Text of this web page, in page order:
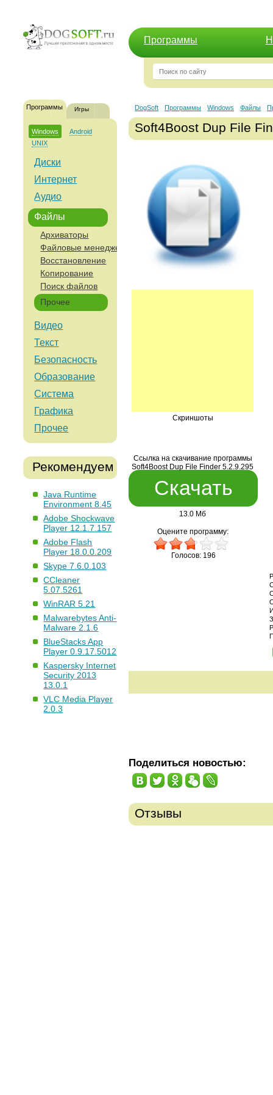
Программы
Программы Игры
Windows
Android
UNIX
Диски
Интернет
Аудио
Файлы
Архиваторы
Файловые менеджеры
Восстановление
Копирование
Поиск файлов
Прочее
Видео
Текст
Безопасность
Образование
Система
Графика
Прочее
Рекомендуем
Java Runtime
Environment 8.45
Adobe Shockwave
Player 12.1.7.157
Adobe Flash
Player 18.0.0.209
Skype 7.6.0.103
CCleaner
5.07.5261
WinRAR 5.21
Malwarebytes Anti-
Malware 2.1.6
BlueStacks App
Player 0.9.17.5012
Kaspersky Internet
Security 2013
13.0.1
VLC Media Player
2.0.3
DogSoft Программы Windows Файлы
Soft4Boost Dup File
Скриншоты
Ссылка на скачивание программы
Soft4Boost Dup File Finder 5.2.9.295
Скачать
13.0 Мб
Оцените программу:
Голосов: 196
Поделиться новостью:
Отзывы